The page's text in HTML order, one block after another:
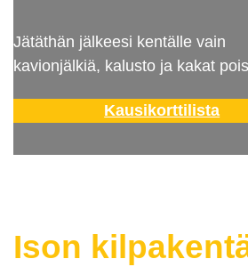
Jätäthän jälkeesi kentälle vain
kavionjälkiä, kalusto ja kakat
Kausikorttilista
Ison